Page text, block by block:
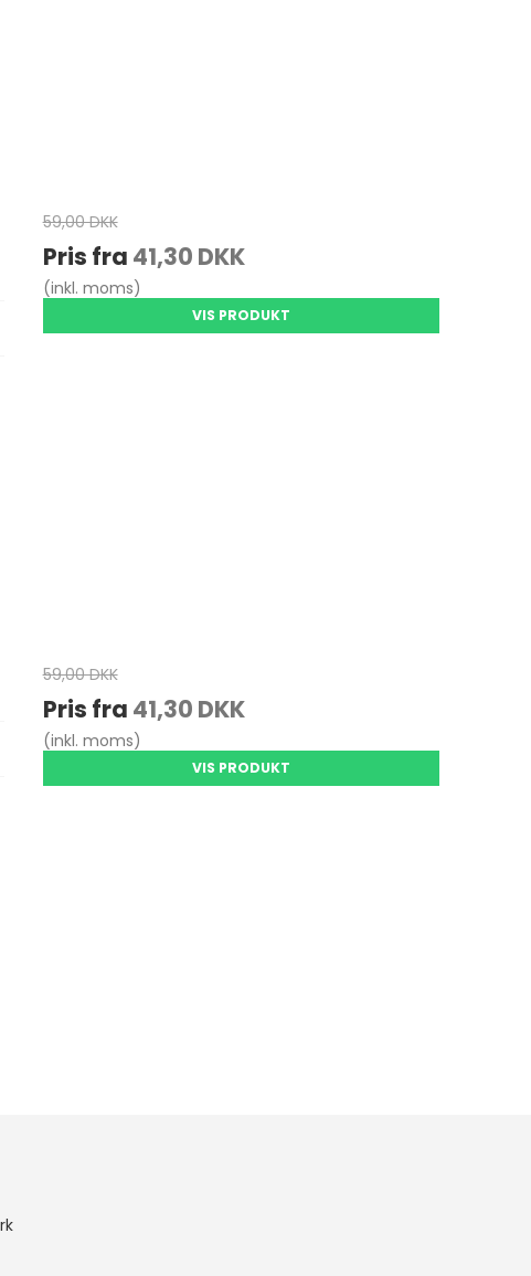
59,00 DKK
Pris fra 41,30 DKK
(inkl. moms)
VIS PRODUKT
59,00 DKK
Pris fra 41,30 DKK
(inkl. moms)
VIS PRODUKT